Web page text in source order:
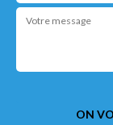
ON